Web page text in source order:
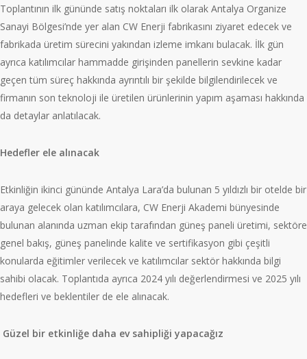
Toplantının ilk gününde satış noktaları ilk olarak Antalya Organize
Sanayi Bölgesi’nde yer alan CW Enerji fabrikasını ziyaret edecek ve
fabrikada üretim sürecini yakından izleme imkanı bulacak. İlk gün
ayrıca katılımcılar hammadde girişinden panellerin sevkine kadar
geçen tüm süreç hakkında ayrıntılı bir şekilde bilgilendirilecek ve
firmanın son teknoloji ile üretilen ürünlerinin yapım aşaması hakkında
da detaylar anlatılacak.
Hedefler ele alınacak
Etkinliğin ikinci gününde Antalya Lara’da bulunan 5 yıldızlı bir otelde bir
araya gelecek olan katılımcılara, CW Enerji Akademi bünyesinde
bulunan alanında uzman ekip tarafından güneş paneli üretimi, sektöre
genel bakış, güneş panelinde kalite ve sertifikasyon gibi çeşitli
konularda eğitimler verilecek ve katılımcılar sektör hakkında bilgi
sahibi olacak. Toplantıda ayrıca 2024 yılı değerlendirmesi ve 2025 yılı
hedefleri ve beklentiler de ele alınacak.
Güzel bir etkinliğe daha ev sahipliği yapacağız